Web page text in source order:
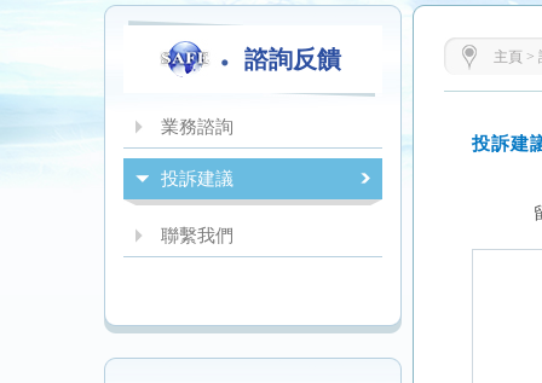
諮詢反饋
業務諮詢
投訴建議
聯繫我們
主頁 >